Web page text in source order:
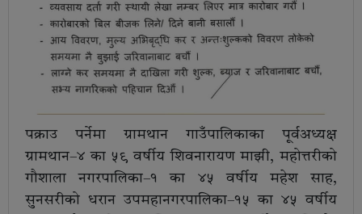
पक्राउ पर्नेमा ग्रामथान गाउँपालिकाका पूर्वअध्यक्ष
ग्रामथान–४ का ५९ वर्षीय शिवनारायण माझी, महोत्तरीको
गौशाला नगरपालिका–१ का ४५ वर्षीय महेश साह,
सुनसरीको धरान उपमहानगरपालिका–१५ का ४५ वर्षीय